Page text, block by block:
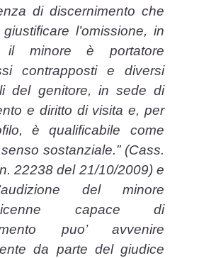
di discernimento che
giustificare l’omissione, in
il minore è portatore
contrapposti e diversi
del genitore, in sede di
e diritto di visita e, per
è qualificabile come
sostanziale.” (Cass.
22238 del 21/10/2009) e
del minore
capace di
puo’ avvenire
da parte del giudice